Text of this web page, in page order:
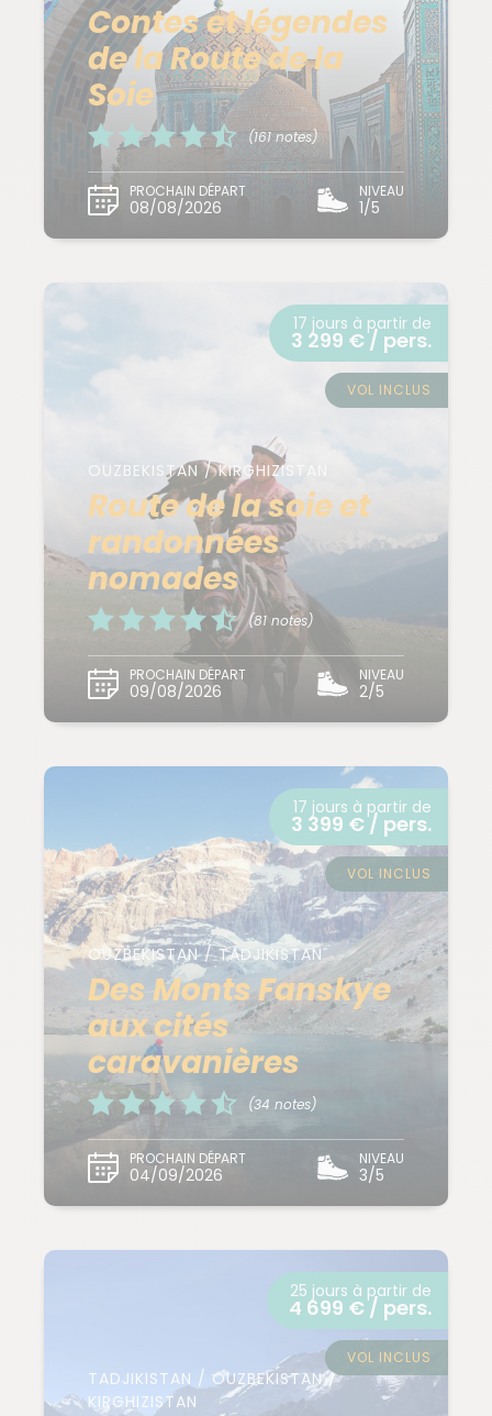
Contes et légendes
de la Route de la
Soie
(161 notes)
PROCHAIN DÉPART
08/08/2026
NIVEAU
1/5
OUZBEKISTAN / KIRGHIZISTAN
Route de la soie et
randonnées
nomades
(81 notes)
PROCHAIN DÉPART
09/08/2026
NIVEAU
2/5
17 jours à partir de
3 299 € / pers.
VOL INCLUS
OUZBEKISTAN / TADJIKISTAN
Des Monts Fanskye
aux cités
caravanières
(34 notes)
PROCHAIN DÉPART
04/09/2026
NIVEAU
3/5
17 jours à partir de
3 399 € / pers.
VOL INCLUS
TADJIKISTAN / OUZBEKISTAN /
KIRGHIZISTAN
25 jours à partir de
4 699 € / pers.
VOL INCLUS